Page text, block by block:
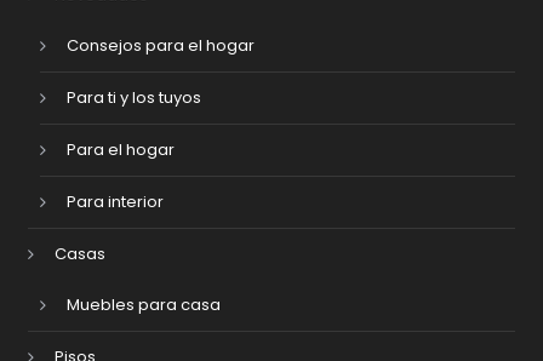
Consejos para el hogar
Para ti y los tuyos
Para el hogar
Para interior
Casas
Muebles para casa